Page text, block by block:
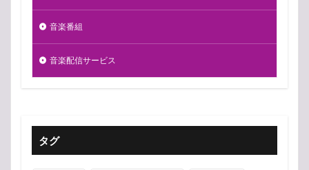
音楽番組
音楽配信サービス
タグ